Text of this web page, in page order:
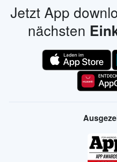
Jetzt App
nächsten